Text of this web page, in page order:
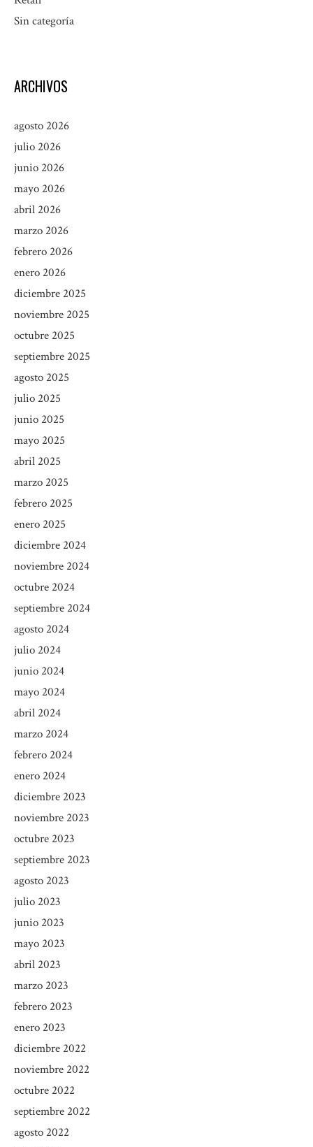
Sin categoría
ARCHIVOS
agosto 2026
julio 2026
junio 2026
mayo 2026
abril 2026
marzo 2026
febrero 2026
enero 2026
diciembre 2025
noviembre 2025
octubre 2025
septiembre 2025
agosto 2025
julio 2025
junio 2025
mayo 2025
abril 2025
marzo 2025
febrero 2025
enero 2025
diciembre 2024
noviembre 2024
octubre 2024
septiembre 2024
agosto 2024
julio 2024
junio 2024
mayo 2024
abril 2024
marzo 2024
febrero 2024
enero 2024
diciembre 2023
noviembre 2023
octubre 2023
septiembre 2023
agosto 2023
julio 2023
junio 2023
mayo 2023
abril 2023
marzo 2023
febrero 2023
enero 2023
diciembre 2022
noviembre 2022
octubre 2022
septiembre 2022
agosto 2022